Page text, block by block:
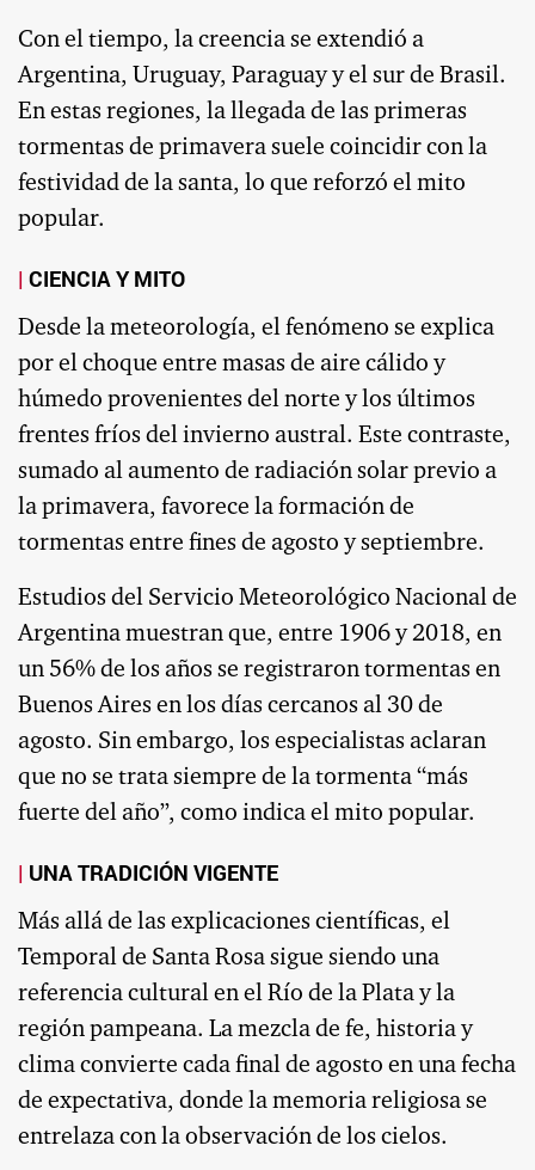
Con el tiempo, la creencia se extendió a
Argentina, Uruguay, Paraguay y el sur de Brasil.
En estas regiones, la llegada de las primeras
tormentas de primavera suele coincidir con la
festividad de la santa, lo que reforzó el mito
popular.
CIENCIA Y MITO
Desde la meteorología, el fenómeno se explica
por el choque entre masas de aire cálido y
húmedo provenientes del norte y los últimos
frentes fríos del invierno austral. Este contraste,
sumado al aumento de radiación solar previo a
la primavera, favorece la formación de
tormentas entre fines de agosto y septiembre.
Estudios del Servicio Meteorológico Nacional de
Argentina muestran que, entre 1906 y 2018, en
un 56% de los años se registraron tormentas en
Buenos Aires en los días cercanos al 30 de
agosto. Sin embargo, los especialistas aclaran
que no se trata siempre de la tormenta “más
fuerte del año”, como indica el mito popular.
UNA TRADICIÓN VIGENTE
Más allá de las explicaciones científicas, el
Temporal de Santa Rosa sigue siendo una
referencia cultural en el Río de la Plata y la
región pampeana. La mezcla de fe, historia y
clima convierte cada final de agosto en una fecha
de expectativa, donde la memoria religiosa se
entrelaza con la observación de los cielos.